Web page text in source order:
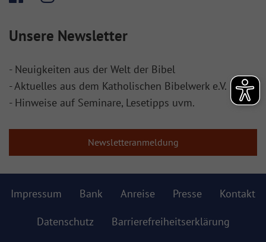
Unsere Newsletter
- Neuigkeiten aus der Welt der Bibel
- Aktuelles aus dem Katholischen Bibelwerk e.V.
- Hinweise auf Seminare, Lesetipps uvm.
Newsletteranmeldung
Impressum Bank Anreise Presse Kontakt
Datenschutz Barrierefreiheitserklärung